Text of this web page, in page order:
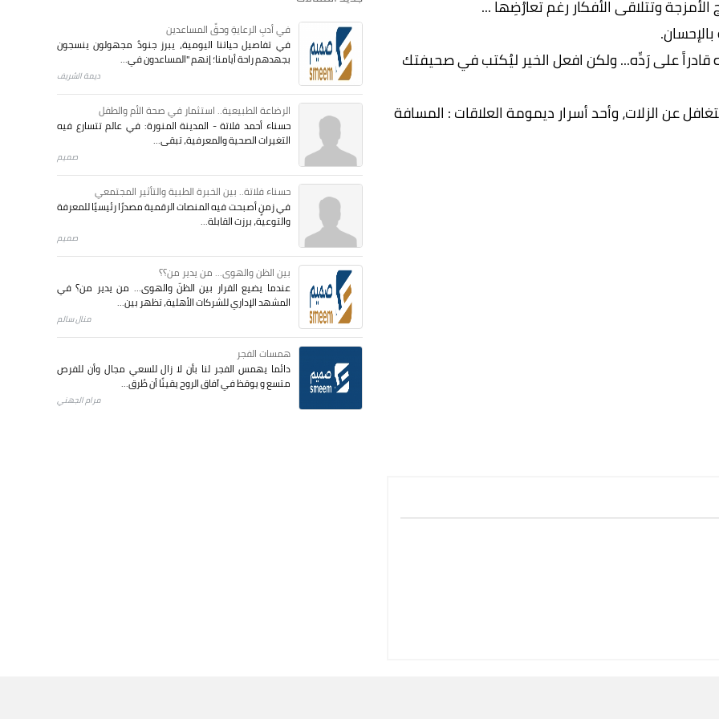
وتتلاقى الأفكار رغم تعارُضِها ...
على رَدِّه... ولكن افعل الخير ليُكتب في صحيفتك
عن الزلات، وأحد أسرار ديمومة العلاقات : المسافة
في أدبِ الرعايةِ وحقِّ المساعدين
في تفاصيل حياتنا اليومية، يبرز جنودٌ مجهولون ينسجون
بجهدهم راحة أيامنا؛ إنهم "المساعدون في...
ديمة الشريف
الرضاعة الطبيعية.. استثمار في صحة الأم والطفل
حسناء أحمد فلاتة - المدينة المنورة: في عالم تتسارع فيه
التغيرات الصحية والمعرفية، تبقى...
صميم
حسناء فلاتة.. بين الخبرة الطبية والتأثير المجتمعي
في زمنٍ أصبحت فيه المنصات الرقمية مصدرًا رئيسيًا للمعرفة
والتوعية، برزت القابلة...
صميم
بين الظن والهوى... من يدير من؟؟
عندما يضيع القرار بين الظنّ والهوى… من يدير من؟ في
المشهد الإداري للشركات الأهلية، تظهر بين...
منال سالم
همسات الفجر
دائما يهمس الفجر لنا بأن لا زال للسعي مجال وأن للفرص
متسع و يوقظ في آفاق الروح يقينًا أن طُرق...
مرام الجهني